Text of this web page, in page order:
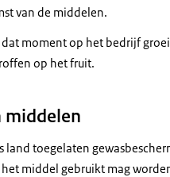
van de middelen.
dat moment op het bedrijf
op het fruit.
middelen
land toegelaten
middel gebruikt mag